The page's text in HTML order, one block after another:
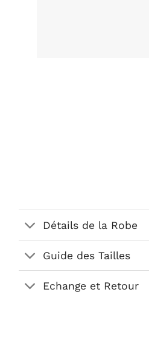
Détails de la Robe
Guide des Tailles
Echange et Retour